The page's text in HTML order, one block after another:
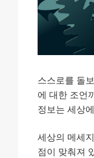
스스로를 돌
에 대한 조언
정보는 세상
세상의 메세
점이 맞춰져